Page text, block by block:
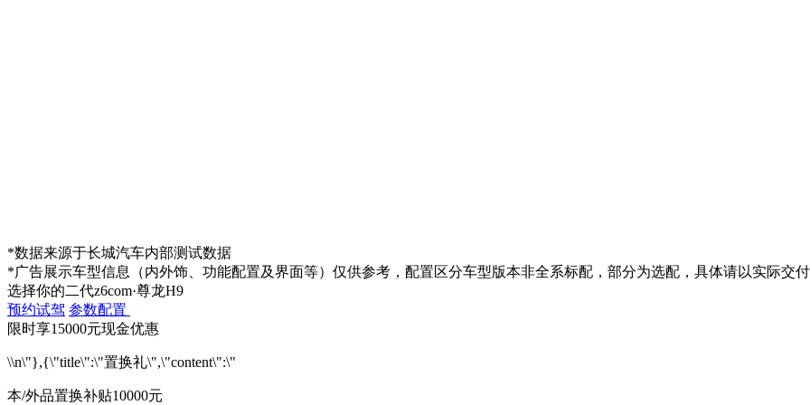
*数据来源于长城汽车内部测试数据
*广告展示车型信息（内外饰、功能配置及界面等）仅供参考，配置区分车型版本非全系标配，部分为选配，具体请以实际交
选择你的二代z6com·尊龙H9
预约试驾 参数配置
限时享15000元现金优惠
\\n\"},{\"title\":\"置换礼\",\"content\":\"
本/外品置换补贴10000元